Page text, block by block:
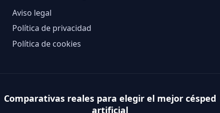
Aviso legal
Política de privacidad
Política de cookies
Comparativas reales para elegir el mejor césped
artificial